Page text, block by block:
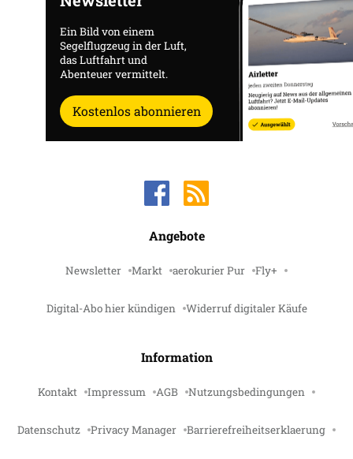
Ein Bild von einem
Segelflugzeug in der Luft,
das Luftfahrt und
Abenteuer vermittelt.
Kostenlos abonnieren
Angebote
Newsletter Markt aerokurier Pur Fly+
Digital-Abo hier kündigen Widerruf digitaler Käufe
Information
Kontakt Impressum AGB Nutzungsbedingungen
Datenschutz Privacy Manager Barrierefreiheitserklaerung